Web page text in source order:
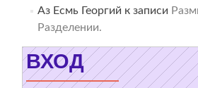
Аз Есмь Георгий к записи
Разделении.
ВХОД